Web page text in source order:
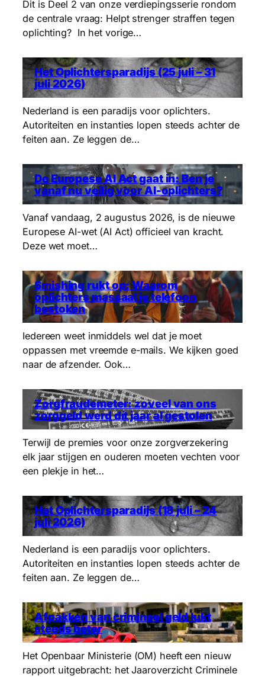
Dit is Deel 2 van onze verdiepingsserie rondom
de centrale vraag: Helpt strenger straffen tegen
oplichting? In het vorige…
Het Oplichtersparadijs (25 juli – 31
juli 2026)
Nederland is een paradijs voor oplichters.
Autoriteiten en instanties lopen steeds achter de
feiten aan. Ze leggen de…
De Europese AI Act gaat in: Ben je
vanaf nu veilig voor AI-oplichters?
Vanaf vandaag, 2 augustus 2026, is de nieuwe
Europese AI-wet (AI Act) officieel van kracht.
Deze wet moet…
Smishing rukt op: Waarom
oplichters massaal je telefoon
bestoken
Iedereen weet inmiddels wel dat je moet
oppassen met vreemde e-mails. We kijken goed
naar de afzender. Ook…
Zorgfraudemeter: zoveel van ons
zorggeld werd dít jaar al gestolen
Terwijl de premies voor onze zorgverzekering
elk jaar stijgen en ouderen moeten vechten voor
een plekje in het…
Het Oplichtersparadijs (18 juli – 24
juli 2026)
Nederland is een paradijs voor oplichters.
Autoriteiten en instanties lopen steeds achter de
feiten aan. Ze leggen de…
Afpakken van crimineel geld lukt
steeds beter
Het Openbaar Ministerie (OM) heeft een nieuw
rapport uitgebracht: het Jaaroverzicht Criminele